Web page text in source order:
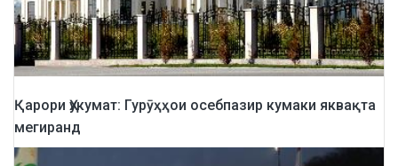
Қарори Ҳукумат: Гурӯҳҳои осебпазир кумаки яквақта
мегиранд